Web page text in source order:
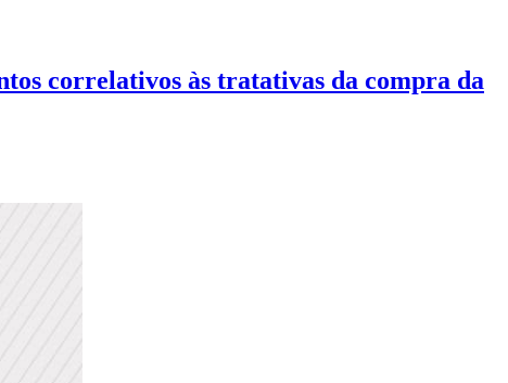
correlativos às tratativas da compra da